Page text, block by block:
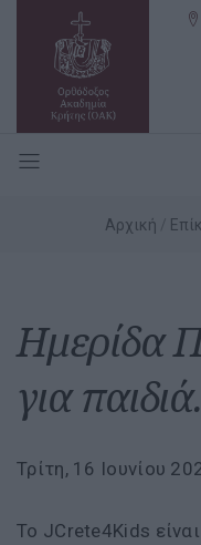
Αρχική
Ημερίδα
για παιδιά.
Τρίτη, 16 Ιουνίου
Το JCrete4Kids